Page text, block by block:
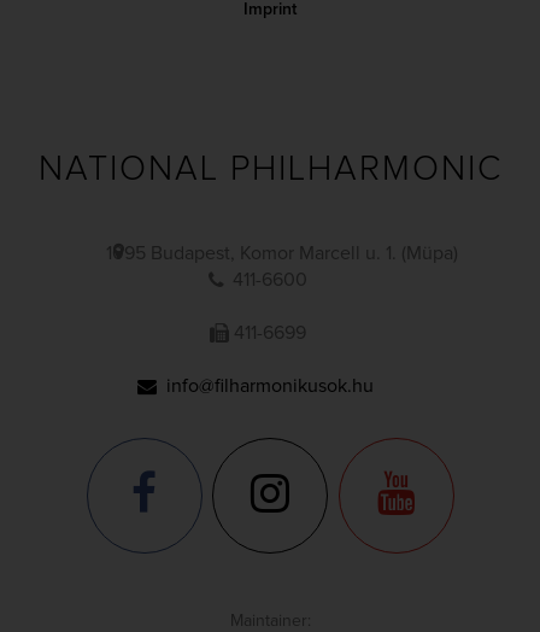
Imprint
NATIONAL PHILHARMONIC
1095 Budapest, Komor Marcell u. 1. (Müpa)
411-6600
411-6699
info@filharmonikusok.hu
Maintainer: